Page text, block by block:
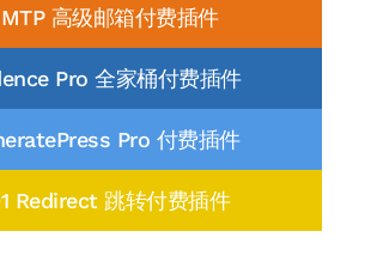
高级邮箱付费插件
Pro 全家桶付费插件
Pro 付费插件
Redirect 跳转付费插件